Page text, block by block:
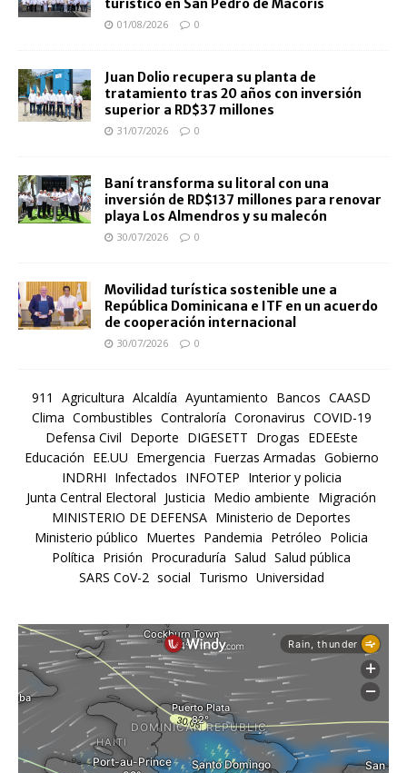
turístico en San Pedro de Macorís
01/08/2026 0
Juan Dolio recupera su planta de
tratamiento tras 20 años con inversión
superior a RD$37 millones
31/07/2026 0
Baní transforma su litoral con una
inversión de RD$137 millones para renovar
playa Los Almendros y su malecón
30/07/2026 0
Movilidad turística sostenible une a
República Dominicana e ITF en un acuerdo
de cooperación internacional
30/07/2026 0
911 Agricultura Alcaldía Ayuntamiento Bancos CAASD
Clima Combustibles Contraloría Coronavirus COVID-19
Defensa Civil Deporte DIGESETT Drogas EDEEste
Educación EE.UU Emergencia Fuerzas Armadas Gobierno
INDRHI Infectados INFOTEP Interior y policia
Junta Central Electoral Justicia Medio ambiente Migración
MINISTERIO DE DEFENSA Ministerio de Deportes
Ministerio público Muertes Pandemia Petróleo Policia
Política Prisión Procuraduría Salud Salud pública
SARS CoV-2 social Turismo Universidad